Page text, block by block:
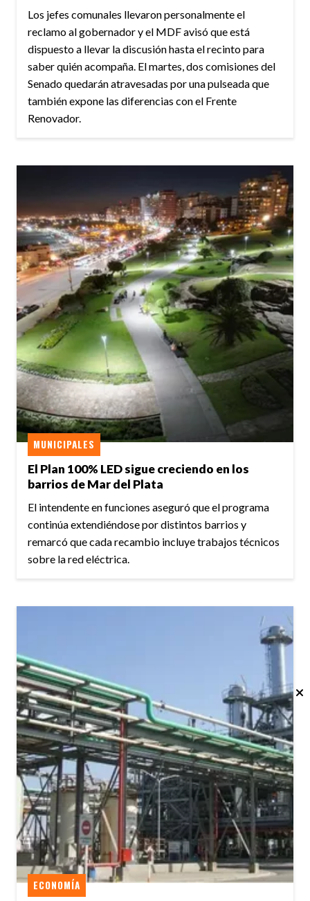
Los jefes comunales llevaron personalmente el
reclamo al gobernador y el MDF avisó que está
dispuesto a llevar la discusión hasta el recinto para
saber quién acompaña. El martes, dos comisiones del
Senado quedarán atravesadas por una pulseada que
también expone las diferencias con el Frente
Renovador.
El Plan 100% LED sigue creciendo en los
barrios de Mar del Plata
MUNICIPALES
El intendente en funciones aseguró que el programa
continúa extendiéndose por distintos barrios y
remarcó que cada recambio incluye trabajos técnicos
sobre la red eléctrica.
ECONOMÍA